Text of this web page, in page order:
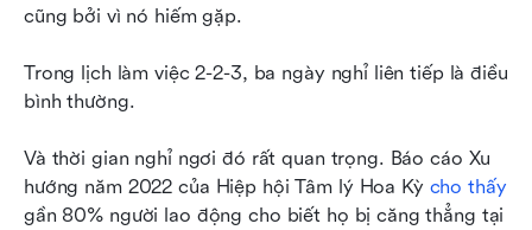
cũng bởi vì nó hiếm gặp.
Trong lịch làm việc 2-2-3, ba ngày nghỉ liên tiếp là điều
bình thường.
Và thời gian nghỉ ngơi đó rất quan trọng. Báo cáo Xu
hướng năm 2022 của Hiệp hội Tâm lý Hoa Kỳ cho thấy
gần 80% người lao động cho biết họ bị căng thẳng tại